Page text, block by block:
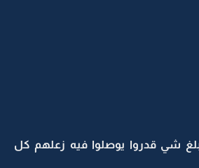
شي قدروا يوصلوا فيه زعلهم كل